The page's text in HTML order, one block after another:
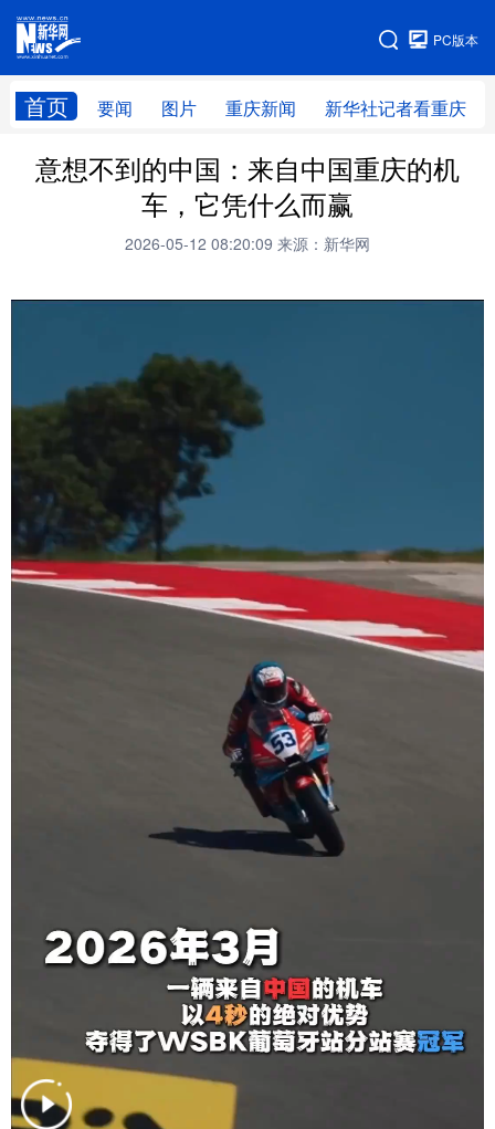
PC版本
首页 要闻 图片 重庆新闻 新华社记者看重庆
网站地图
意想不到的中国：来自中国重庆的机
车，它凭什么而赢
2026-05-12 08:20:09 来源：新华网